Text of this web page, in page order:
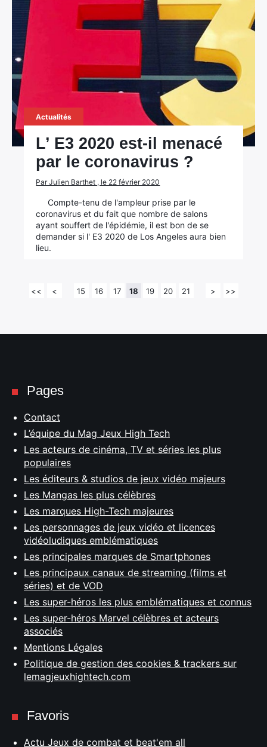
Actualités
L’ E3 2020 est-il menacé
par le coronavirus ?
Par Julien Barthet , le 22 février 2020
Compte-tenu de l'ampleur prise par le
coronavirus et du fait que nombre de salons
ayant souffert de l'épidémie, il est bon de se
demander si l' E3 2020 de Los Angeles aura bien
lieu.
<< < 15 16 17 18 19 20 21 > >>
Pages
Contact
L’équipe du Mag Jeux High Tech
Les acteurs de cinéma, TV et séries les plus
populaires
Les éditeurs & studios de jeux vidéo majeurs
Les Mangas les plus célèbres
Les marques High-Tech majeures
Les personnages de jeux vidéo et licences
vidéoludiques emblématiques
Les principales marques de Smartphones
Les principaux canaux de streaming (films et
séries) et de VOD
Les super-héros les plus emblématiques et connus
Les super-héros Marvel célèbres et acteurs
associés
Mentions Légales
Politique de gestion des cookies & trackers sur
lemagjeuxhightech.com
Favoris
Actu Jeux de combat et beat'em all